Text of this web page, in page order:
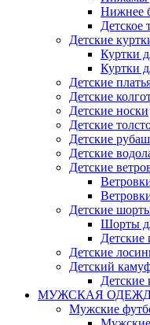
Нижнее
Детское
Детские
Куртки
Куртки
Детские
Детские
Детские носки
Детские
Детские
Детские
Детские
Детские
Шорты
Детские
Детский
МУЖСКАЯ
Мужские